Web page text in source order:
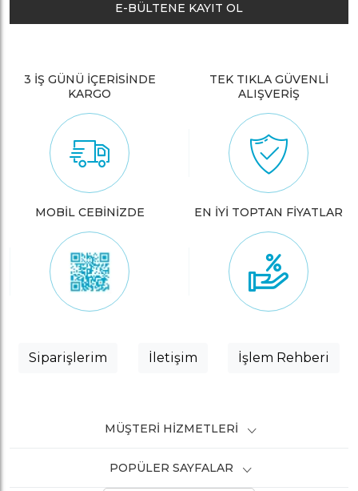
E-BÜLTENE KAYIT OL
3 İŞ GÜNÜ İÇERİSİNDE
KARGO
TEK TIKLA GÜVENLİ
ALIŞVERİŞ
MOBİL CEBİNİZDE EN İYİ TOPTAN FİYATLAR
Siparişlerim İletişim İşlem Rehberi
MÜŞTERI HIZMETLERI
POPÜLER SAYFALAR